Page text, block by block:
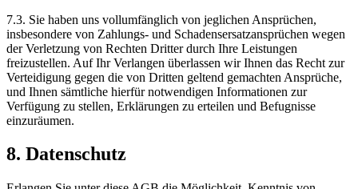
7.3. Sie haben uns vollumfänglich von jeglichen Ansprüchen,
insbesondere von Zahlungs- und Schadensersatzansprüchen wegen
der Verletzung von Rechten Dritter durch Ihre Leistungen
freizustellen. Auf Ihr Verlangen überlassen wir Ihnen das Recht zur
Verteidigung gegen die von Dritten geltend gemachten Ansprüche,
und Ihnen sämtliche hierfür notwendigen Informationen zur
Verfügung zu stellen, Erklärungen zu erteilen und Befugnisse
einzuräumen.
8. Datenschutz